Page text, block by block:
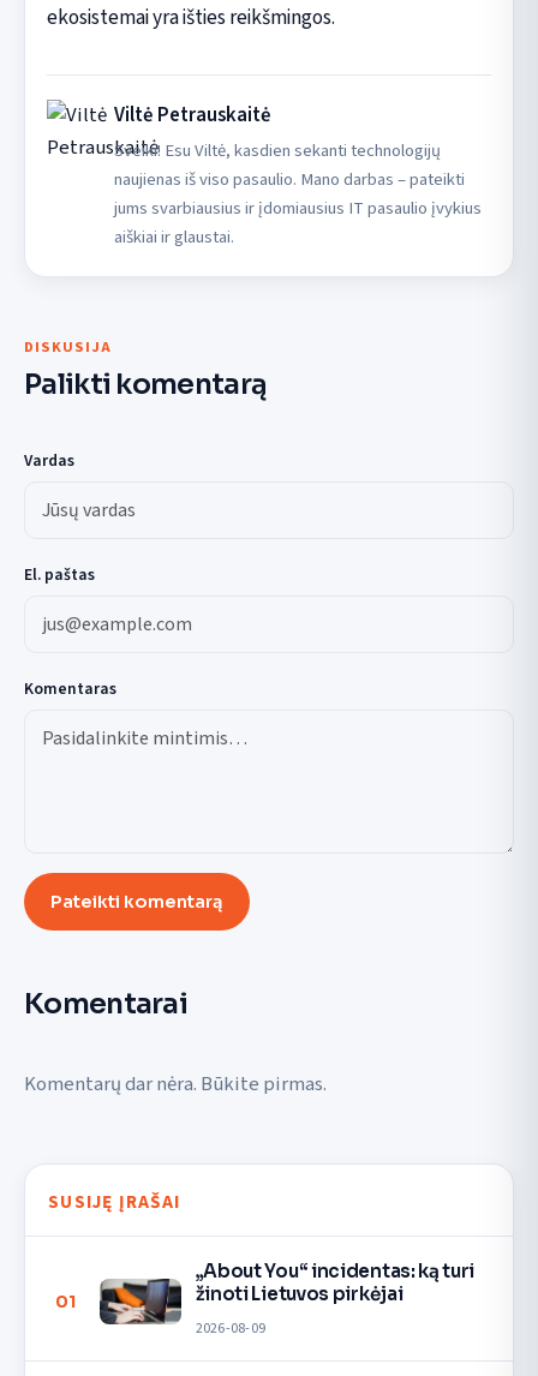
ekosistemai yra išties reikšmingos.
Viltė Petrauskaitė
Sveiki! Esu Viltė, kasdien sekanti technologijų
naujienas iš viso pasaulio. Mano darbas – pateikti
jums svarbiausius ir įdomiausius IT pasaulio įvykius
aiškiai ir glaustai.
DISKUSIJA
Palikti komentarą
Vardas
El. paštas
Komentaras
Pateikti komentarą
Komentarai
Komentarų dar nėra. Būkite pirmas.
SUSIJĘ ĮRAŠAI
01
„About You“ incidentas: ką turi
žinoti Lietuvos pirkėjai
2026-08-09